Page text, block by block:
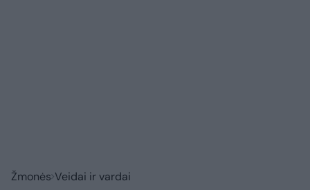
Žmonės Veidai ir vardai